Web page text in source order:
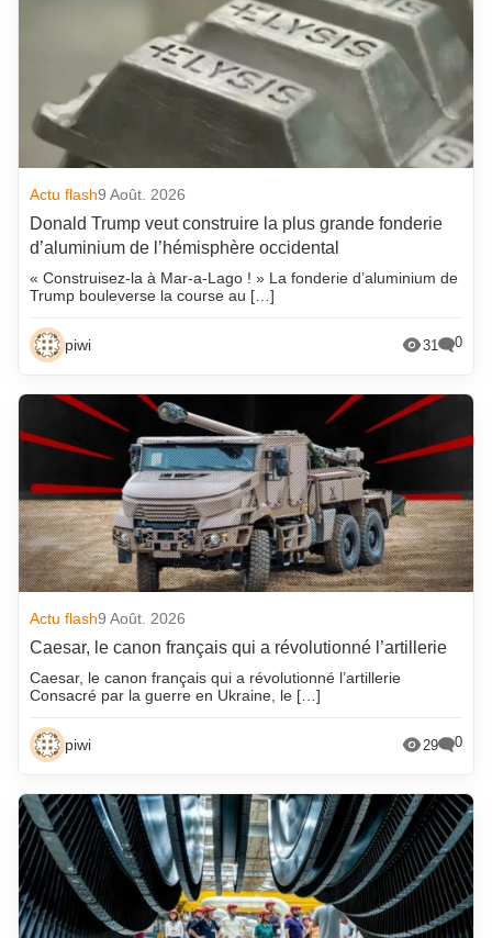
Actu flash9 Août. 2026
Donald Trump veut construire la plus grande fonderie
d’aluminium de l’hémisphère occidental
« Construisez-la à Mar-a-Lago ! » La fonderie d’aluminium de
Trump bouleverse la course au […]
piwi 31 0
Actu flash9 Août. 2026
Caesar, le canon français qui a révolutionné l’artillerie
Caesar, le canon français qui a révolutionné l’artillerie
Consacré par la guerre en Ukraine, le […]
piwi 29 0